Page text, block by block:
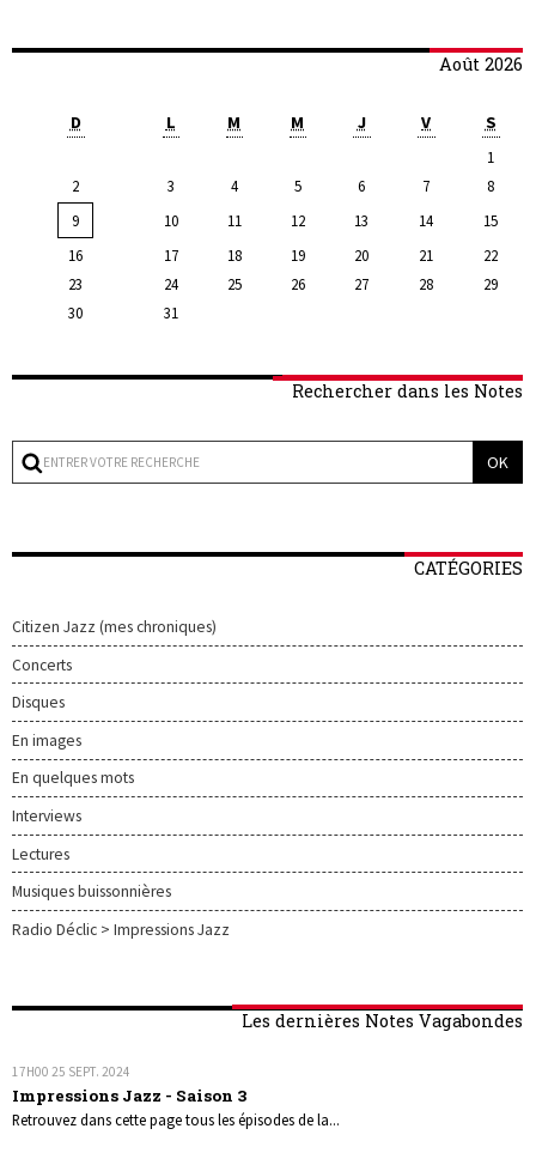
Août 2026
D L M M J V S
1
2
3 4 5 6 7
8
9
10 11 12 13 14
15
16
17 18 19 20 21
22
23
24 25 26 27 28
29
30
31
Rechercher dans les Notes
CATÉGORIES
Citizen Jazz (mes chroniques)
Concerts
Disques
En images
En quelques mots
Interviews
Lectures
Musiques buissonnières
Radio Déclic > Impressions Jazz
Les dernières Notes Vagabondes
17H00 25 SEPT. 2024
Impressions Jazz - Saison 3
Retrouvez dans cette page tous les épisodes de la...